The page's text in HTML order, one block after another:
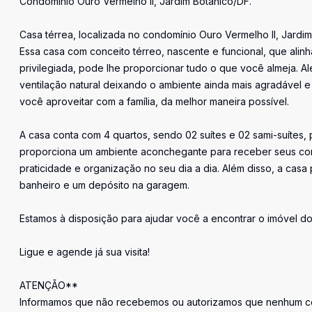
Casa térrea, localizada no condomínio Ouro Vermelho ll,
Essa casa com conceito térreo, nascente e funcional, que
privilegiada, pode lhe proporcionar tudo o que você almeja.
ventilação natural deixando o ambiente ainda mais agradável
você aproveitar com a família, da melhor maneira possível.
A casa conta com 4 quartos, sendo 02 suítes e 02 sami-
proporciona um ambiente aconchegante para receber seus
praticidade e organização no seu dia a dia. Além disso, a
banheiro e um depósito na garagem.
Estamos à disposição para ajudar você a encontrar o imóvel
Ligue e agende já sua visita!
ATENÇÃO**
Informamos que não recebemos ou autorizamos que